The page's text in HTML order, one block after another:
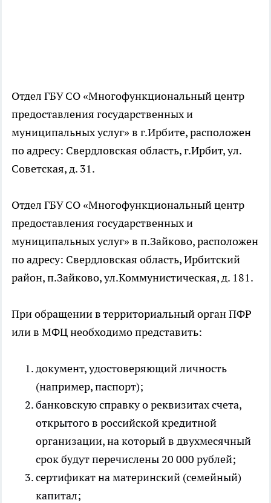
Отдел ГБУ СО «Многофункциональный центр
предоставления государственных и
муниципальных услуг» в г.Ирбите, расположен
по адресу: Свердловская область, г.Ирбит, ул.
Советская, д. 31.
Отдел ГБУ СО «Многофункциональный центр
предоставления государственных и
муниципальных услуг» в п.Зайково, расположен
по адресу: Свердловская область, Ирбитский
район, п.Зайково, ул.Коммунистическая, д. 181.
При обращении в территориальный орган ПФР
или в МФЦ необходимо представить:
документ, удостоверяющий личность
(например, паспорт);
банковскую справку о реквизитах счета,
открытого в российской кредитной
организации, на который в двухмесячный
срок будут перечислены 20 000 рублей;
сертификат на материнский (семейный)
капитал;